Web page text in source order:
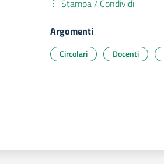
Stampa / Condividi
Argomenti
Circolari Docenti